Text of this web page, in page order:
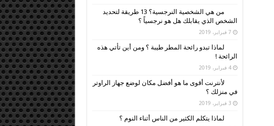
من هي الشخصية النرجسية؟ 13 طريقة لتحديد
الشخص الذي يقابلك هل هو نرجسياً ؟
7 فبراير، 2019
لماذا تبدو رائحة المطر طيبة ؟ ومن أين تأتي هذه
الرائحة !
4 فبراير، 2019
لأنترنت أقوى ما هو أفضل مكان لوضع جهاز الراوتر
في منزلك ؟
3 فبراير، 2019
لماذا يتكلم الكثير من الناس أثناء النوم ؟